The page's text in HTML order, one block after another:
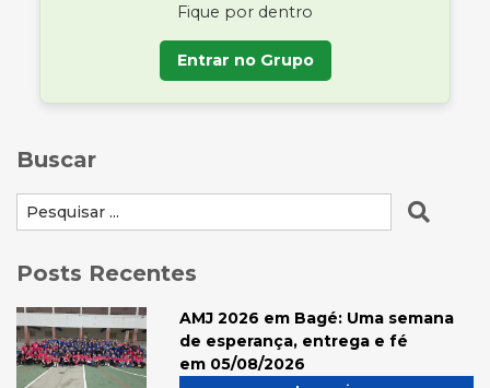
Fique por dentro
Entrar no Grupo
Buscar
Posts Recentes
AMJ 2026 em Bagé: Uma semana
de esperança, entrega e fé
em 05/08/2026